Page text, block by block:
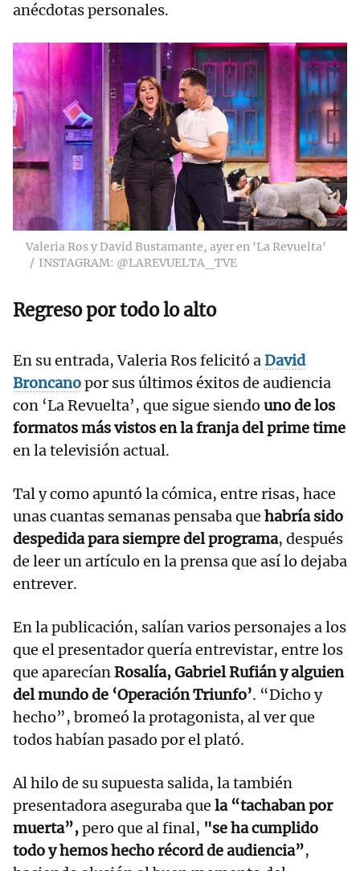
anécdotas personales.
Valeria Ros y David Bustamante, ayer en 'La Revuelta'
INSTAGRAM: @LAREVUELTA_TVE
Regreso por todo lo alto
En su entrada, Valeria Ros felicitó aDavid
Broncanopor sus últimos éxitos de audiencia
con ‘La Revuelta’, que sigue siendo uno de los
formatos más vistos en la franja del prime time
en la televisión actual.
Tal y como apuntó la cómica, entre risas, hace
unas cuantas semanas pensaba que habría sido
despedida para siempre del programa, después
de leer un artículo en la prensa que así lo dejaba
entrever.
En la publicación, salían varios personajes a los
que el presentador quería entrevistar, entre los
que aparecíanRosalía, Gabriel Rufián y alguien
del mundo de ‘Operación Triunfo’. “Dicho y
hecho”, bromeó la protagonista, al ver que
todos habían pasado por el plató.
Al hilo de su supuesta salida, la también
presentadora aseguraba que la “tachaban por
muerta”,pero que al final, "se ha cumplido
todo y hemos hecho récord de audiencia”,